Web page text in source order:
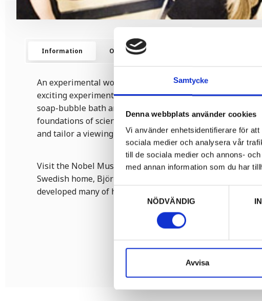
Samtycke
Denna webbplats använder cookies
Vi använder enhetsidentifierare för
sociala medier och analysera vår
till de sociala medier och annons-
med annan information som du har
Samtyckesval
NÖDVÄNDIG
Avvisa
Information Opening hours
An experimental workshop in Alfred Nobel’s own
exciting experiments for children of all ages. Test
soap-bubble bath and listen to the echo in the echo tube.
foundations of science, technology and chemistry. We take
and tailor a viewing or a programme to suit you.
Visit the Nobel Museum in Karlskoga, which shows Alfred
Swedish home, Björkborns Manor, as well as the
developed many of his inventions.